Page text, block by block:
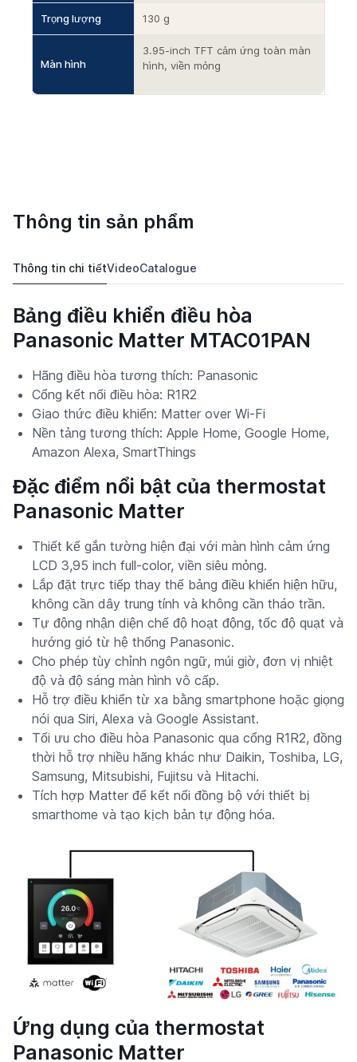
Trọng lượng 130 g
Màn hình
3.95-inch TFT cảm ứng toàn màn
hình, viền mỏng
Thông tin sản phẩm
Thông tin chi tiếtVideoCatalogue
Bảng điều khiển điều hòa
Panasonic Matter MTAC01PAN
Hãng điều hòa tương thích: Panasonic
Cổng kết nối điều hòa: R1R2
Giao thức điều khiển: Matter over Wi-Fi
Nền tảng tương thích: Apple Home, Google Home,
Amazon Alexa, SmartThings
Đặc điểm nổi bật của thermostat
Panasonic Matter
Thiết kế gắn tường hiện đại với màn hình cảm ứng
LCD 3,95 inch full-color, viền siêu mỏng.
Lắp đặt trực tiếp thay thế bảng điều khiển hiện hữu,
không cần dây trung tính và không cần tháo trần.
Tự động nhận diện chế độ hoạt động, tốc độ quạt và
hướng gió từ hệ thống Panasonic.
Cho phép tùy chỉnh ngôn ngữ, múi giờ, đơn vị nhiệt
độ và độ sáng màn hình vô cấp.
Hỗ trợ điều khiển từ xa bằng smartphone hoặc giọng
nói qua Siri, Alexa và Google Assistant.
Tối ưu cho điều hòa Panasonic qua cổng R1R2, đồng
thời hỗ trợ nhiều hãng khác như Daikin, Toshiba, LG,
Samsung, Mitsubishi, Fujitsu và Hitachi.
Tích hợp Matter để kết nối đồng bộ với thiết bị
smarthome và tạo kịch bản tự động hóa.
Ứng dụng của thermostat
Panasonic Matter